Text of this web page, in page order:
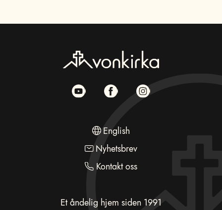
English
Nyhetsbrev
Kontakt oss
Et åndelig hjem siden 1991